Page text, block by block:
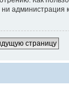
администрация
страницу